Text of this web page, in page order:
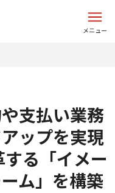
メニュー
支払い業務
ップを実現
る「イメー
ム」を構築